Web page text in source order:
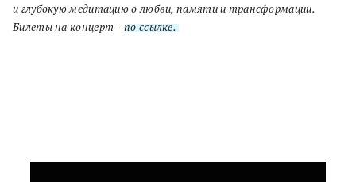
и глубокую медитацию о любви, памяти и трансформации.
Билеты на концерт –по ссылке.